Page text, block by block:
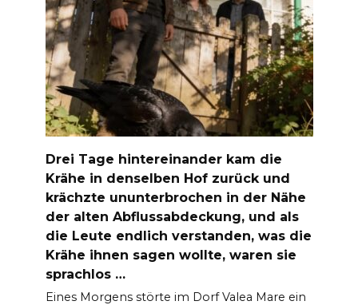
Drei Tage hintereinander kam die
Krähe in denselben Hof zurück und
krächzte ununterbrochen in der Nähe
der alten Abflussabdeckung, und als
die Leute endlich verstanden, was die
Krähe ihnen sagen wollte, waren sie
sprachlos …
Eines Morgens störte im Dorf Valea Mare ein